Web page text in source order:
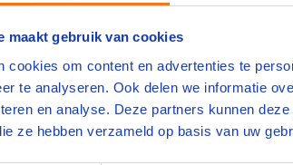
maakt gebruik van cookies
cookies om content en advertenties te
te analyseren. Ook delen we informatie
en analyse. Deze partners kunnen
ze hebben verzameld op basis van uw
door heel Nederland in
maar kan je ook helpen met het
Operator C,
of diploma’s, dan kun je vaak ook